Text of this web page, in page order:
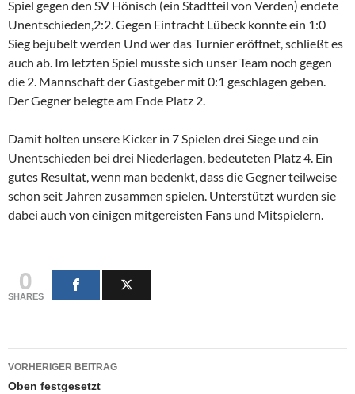
Spiel gegen den SV Hönisch (ein Stadtteil von Verden) endete
Unentschieden,2:2. Gegen Eintracht Lübeck konnte ein 1:0
Sieg bejubelt werden Und wer das Turnier eröffnet, schließt es
auch ab. Im letzten Spiel musste sich unser Team noch gegen
die 2. Mannschaft der Gastgeber mit 0:1 geschlagen geben.
Der Gegner belegte am Ende Platz 2.
Damit holten unsere Kicker in 7 Spielen drei Siege und ein
Unentschieden bei drei Niederlagen, bedeuteten Platz 4. Ein
gutes Resultat, wenn man bedenkt, dass die Gegner teilweise
schon seit Jahren zusammen spielen. Unterstützt wurden sie
dabei auch von einigen mitgereisten Fans und Mitspielern.
0
SHARES
Beitragsnavigation
VORHERIGER BEITRAG
Oben festgesetzt